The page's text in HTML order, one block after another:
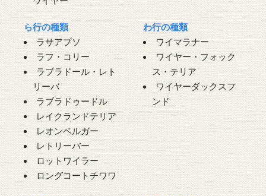
ら行の種類
ラサアプソ
ラフ・コリー
ラブラドール・レト
リーバ
ラブラドゥードル
レイクランドテリア
レオンベルガー
レトリーバー
ロットワイラー
ロングコートチワワ
わ行の種類
ワイマラナー
ワイヤー・フォック
ス・テリア
ワイヤーダックスフ
ンド